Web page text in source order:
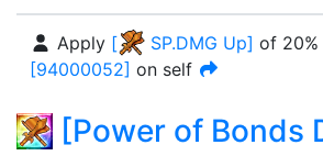
Apply [ SP.DMG Up] of 20%
[94000052] on self
[Power of Bonds